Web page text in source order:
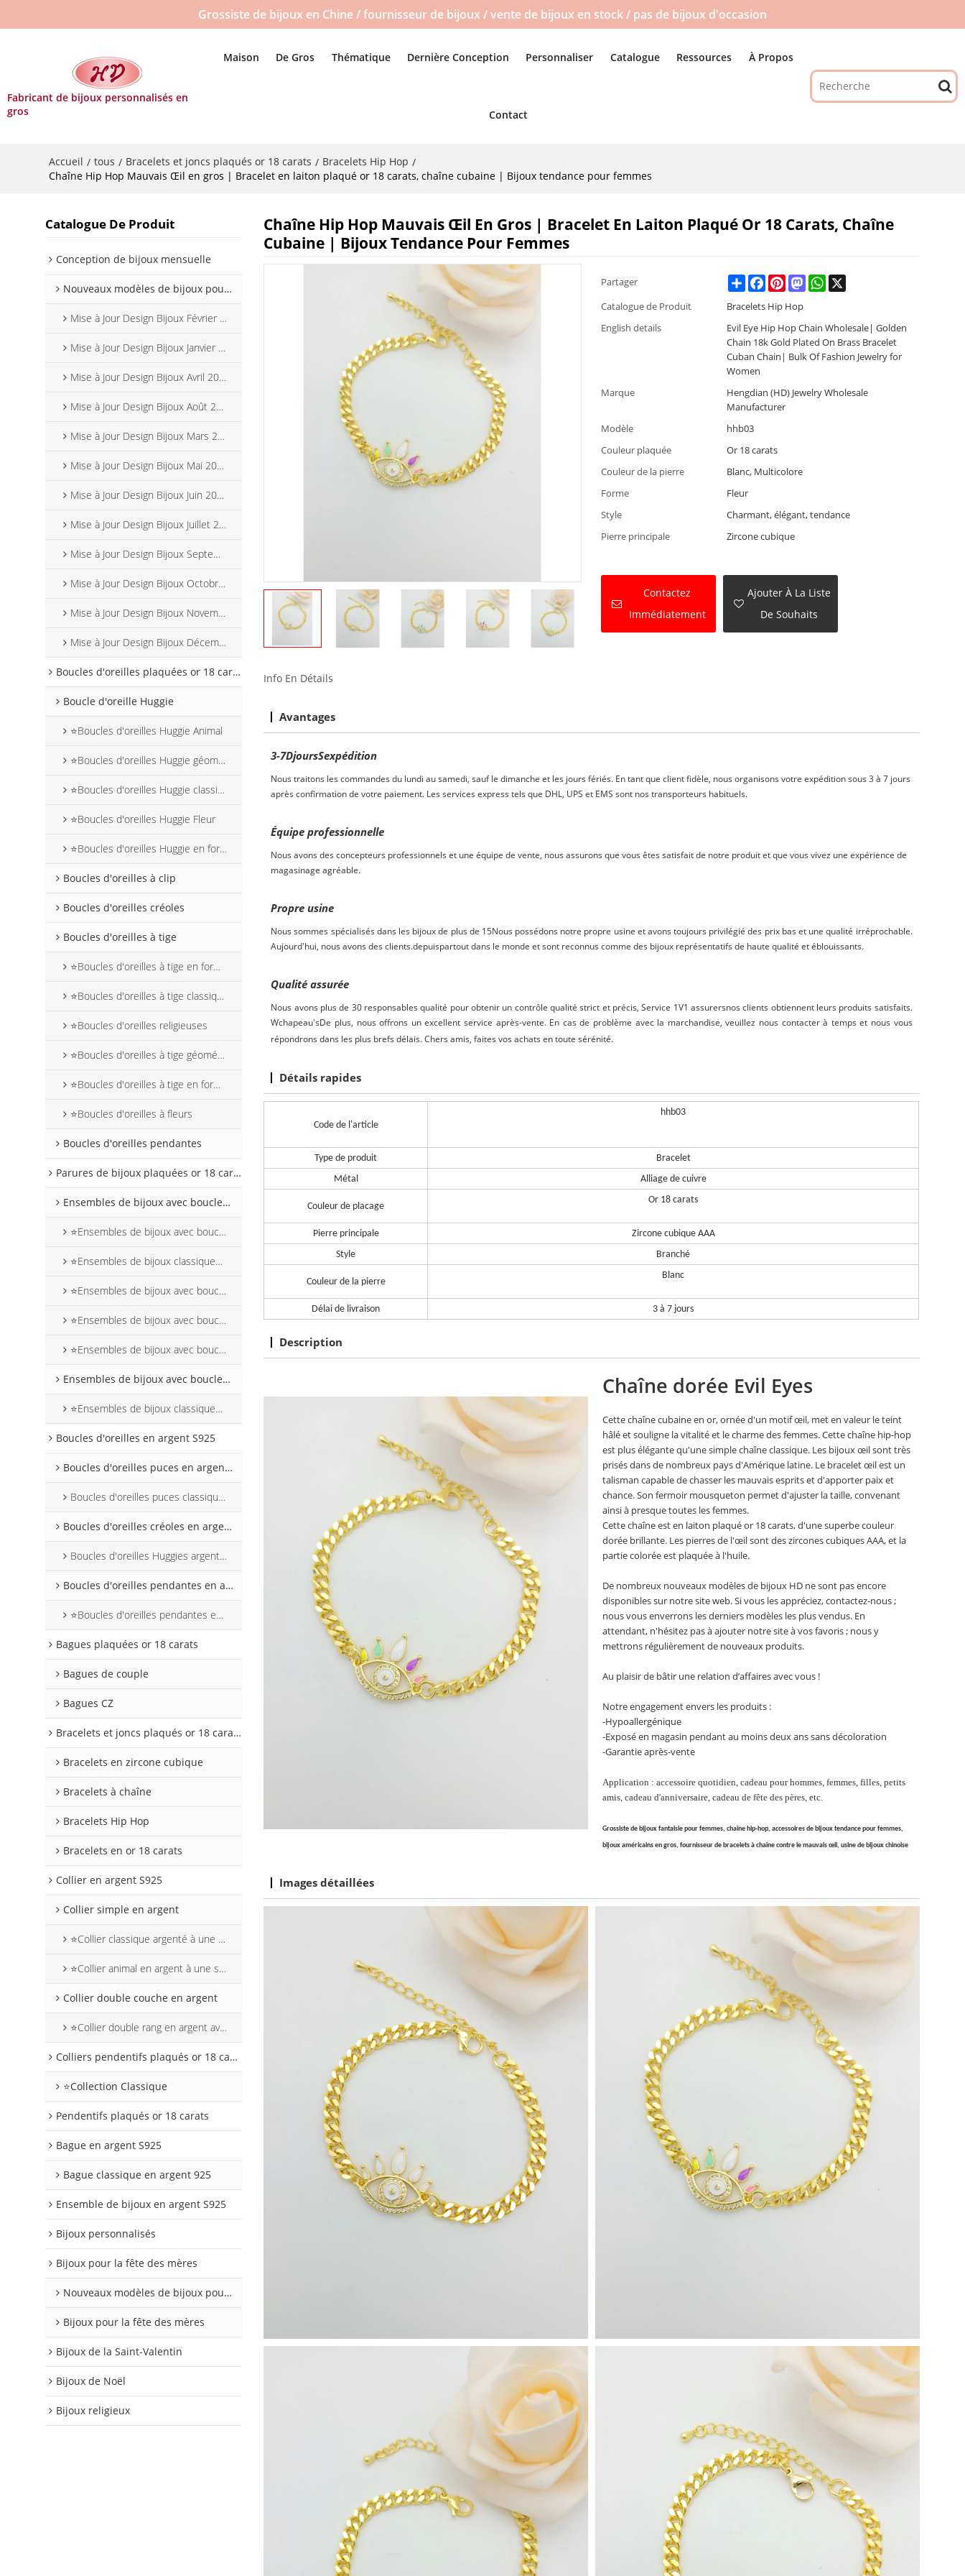
Grossiste de bijoux en Chine / fournisseur de bijoux / vente de bijoux en stock / pas de bijoux d'occasion
Fabricant de bijoux personnalisés en
gros
Maison De Gros Thématique Dernière Conception Personnaliser Catalogue Ressources À Propos
Contact
Accueil / tous / Bracelets et joncs plaqués or 18 carats / Bracelets Hip Hop /
Chaîne Hip Hop Mauvais Œil en gros | Bracelet en laiton plaqué or 18 carats, chaîne cubaine | Bijoux tendance pour femmes
Catalogue De Produit
Conception de bijoux mensuelle
Nouveaux modèles de bijoux pour 2025
Mise à Jour Design Bijoux Février 2025
Mise à Jour Design Bijoux Janvier 2025
Mise à Jour Design Bijoux Avril 2025
Mise à Jour Design Bijoux Août 2025
Mise à Jour Design Bijoux Mars 2025
Mise à Jour Design Bijoux Mai 2025
Mise à Jour Design Bijoux Juin 2025
Mise à Jour Design Bijoux Juillet 2025
Mise à Jour Design Bijoux Septembre 2025
Mise à Jour Design Bijoux Octobre 2025
Mise à Jour Design Bijoux Novembre 2025
Mise à Jour Design Bijoux Décembre 2025
Boucles d'oreilles plaquées or 18 carats
Boucle d'oreille Huggie
⭐Boucles d'oreilles Huggie Animal
⭐Boucles d'oreilles Huggie géométriques
⭐Boucles d'oreilles Huggie classiques
⭐Boucles d'oreilles Huggie Fleur
⭐Boucles d'oreilles Huggie en forme de cœur
Boucles d'oreilles à clip
Boucles d'oreilles créoles
Boucles d'oreilles à tige
⭐Boucles d'oreilles à tige en forme de cœur
⭐Boucles d'oreilles à tige classiques
⭐Boucles d'oreilles religieuses
⭐Boucles d'oreilles à tige géométriques
⭐Boucles d'oreilles à tige en forme d'animaux
⭐Boucles d'oreilles à fleurs
Boucles d'oreilles pendantes
Parures de bijoux plaquées or 18 carats
Ensembles de bijoux avec boucles d'oreilles pendantes
⭐Ensembles de bijoux avec boucles d'oreilles pendantes en forme de fleur
⭐Ensembles de bijoux classiques avec boucles d'oreilles pendantes
⭐Ensembles de bijoux avec boucles d'oreilles pendantes religieuses
⭐Ensembles de bijoux avec boucles d'oreilles pendantes en forme d'animaux
⭐Ensembles de bijoux avec boucles d'oreilles pendantes en forme de cœur
Ensembles de bijoux avec boucles d'oreilles à tige
⭐Ensembles de bijoux classiques avec boucles d'oreilles à tige
Boucles d'oreilles en argent S925
Boucles d'oreilles puces en argent S925
Boucles d'oreilles puces classiques en argent ⭐
Boucles d'oreilles créoles en argent S925
Boucles d'oreilles Huggies argentées classiques ⭐
Boucles d'oreilles pendantes en argent 925
⭐Boucles d'oreilles pendantes en argent en forme de cœur
Bagues plaquées or 18 carats
Bagues de couple
Bagues CZ
Bracelets et joncs plaqués or 18 carats
Bracelets en zircone cubique
Bracelets à chaîne
Bracelets Hip Hop
Bracelets en or 18 carats
Collier en argent S925
Collier simple en argent
⭐Collier classique argenté à une seule rangée
⭐Collier animal en argent à une seule rangée
Collier double couche en argent
⭐Collier double rang en argent avec motif animal
Colliers pendentifs plaqués or 18 carats
⭐Collection Classique
Pendentifs plaqués or 18 carats
Bague en argent S925
Bague classique en argent 925
Ensemble de bijoux en argent S925
Bijoux personnalisés
Bijoux pour la fête des mères
Nouveaux modèles de bijoux pour 2026
Bijoux pour la fête des mères
Bijoux de la Saint-Valentin
Bijoux de Noël
Bijoux religieux
Chaîne Hip Hop Mauvais Œil En Gros | Bracelet En Laiton Plaqué Or 18 Carats, Chaîne
Cubaine | Bijoux Tendance Pour Femmes
Partager ShareFacebookPinterestMastodonWhatsApp
Catalogue de Produit
Bracelets Hip Hop
English details
Evil Eye Hip Hop Chain Wholesale| Golden
Chain 18k Gold Plated On Brass Bracelet
Cuban Chain| Bulk Of Fashion Jewelry for
Women
Marque
Hengdian (HD) Jewelry Wholesale
Manufacturer
Modèle
hhb03
Couleur plaquée
Or 18 carats
Couleur de la pierre
Blanc, Multicolore
Forme
Fleur
Style
Charmant, élégant, tendance
Pierre principale
Zircone cubique
Contactez
Immédiatement
Ajouter À La Liste
De Souhaits
Info En Détails
Avantages
3-7DjoursSexpédition
Nous traitons les commandes du lundi au samedi, sauf le dimanche et les jours fériés. En tant que client fidèle, nous organisons votre expédition sous 3 à 7 jours
après confirmation de votre paiement. Les services express tels que DHL, UPS et EMS sont nos transporteurs habituels.
Équipe professionnelle
Nous avons des concepteurs professionnels et une équipe de vente, nous assurons que vous êtes satisfait de notre produit et que vous vivez une expérience de
magasinage agréable.
Propre usine
Nous sommes spécialisés dans les bijoux de plus de 15Nous possédons notre propre usine et avons toujours privilégié des prix bas et une qualité irréprochable.
Aujourd'hui, nous avons des clients.depuispartout dans le monde et sont reconnus comme des bijoux représentatifs de haute qualité et éblouissants.
Qualité assurée
Nous avons plus de 30 responsables qualité pour obtenir un contrôle qualité strict et précis,Service 1V1 assurersnos clients obtiennent leurs produits satisfaits.
Wchapeau'sDe plus, nous offrons un excellent service après-vente. En cas de problème avec la marchandise, veuillez nous contacter à temps et nous vous
répondrons dans les plus brefs délais. Chers amis, faites vos achats en toute sérénité.
Détails rapides
Code de l'article
hhb03
Type de produit
Bracelet
Métal
Alliage de cuivre
Couleur de placage
Or 18 carats
Pierre principale
Zircone cubique AAA
Style
Branché
Couleur de la pierre
Blanc
Délai de livraison 3 à 7 jours
Description
Chaîne dorée Evil Eyes
Cette chaîne cubaine en or, ornée d'un motif œil, met en valeur le teint
hâlé et souligne la vitalité et le charme des femmes. Cette chaîne hip-hop
est plus élégante qu'une simple chaîne classique. Les bijoux œil sont très
prisés dans de nombreux pays d'Amérique latine. Le bracelet œil est un
talisman capable de chasser les mauvais esprits et d'apporter paix et
chance. Son fermoir mousqueton permet d'ajuster la taille, convenant
ainsi à presque toutes les femmes.
Cette chaîne est en laiton plaqué or 18 carats, d'une superbe couleur
dorée brillante. Les pierres de l'œil sont des zircones cubiques AAA, et la
partie colorée est plaquée à l'huile.
De nombreux nouveaux modèles de bijoux HD ne sont pas encore
disponibles sur notre site web. Si vous les appréciez, contactez-nous ;
nous vous enverrons les derniers modèles les plus vendus. En
attendant, n'hésitez pas à ajouter notre site à vos favoris ; nous y
mettrons régulièrement de nouveaux produits.
Au plaisir de bâtir une relation d’affaires avec vous !
Notre engagement envers les produits :
-Hypoallergénique
-Exposé en magasin pendant au moins deux ans sans décoloration
-Garantie après-vente
Application : accessoire quotidien, cadeau pour hommes, femmes, filles, petits
amis, cadeau d'anniversaire, cadeau de fête des pères, etc.
Grossiste de bijoux fantaisie pour femmes, chaîne hip-hop, accessoires de bijoux tendance pour femmes,
bijoux américains en gros, fournisseur de bracelets à chaîne contre le mauvais œil, usine de bijoux chinoise
Images détaillées